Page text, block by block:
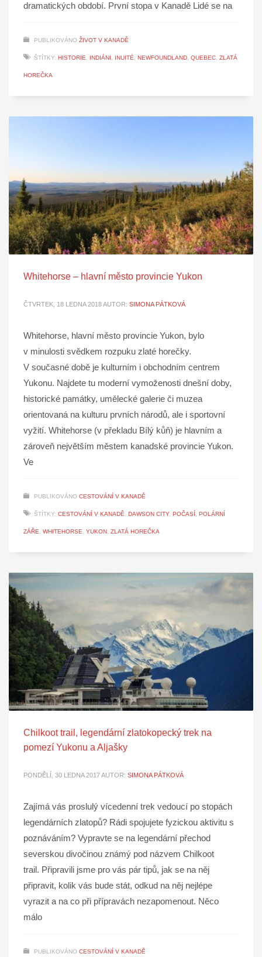
dramatických období. První stopa v Kanadě Lidé se na
PUBLIKOVÁNO ŽIVOT V KANADĚ
ŠTÍTKY: HISTORIE, INDIÁNI, INUITÉ, NEWFOUNDLAND, QUEBEC, ZLATÁ
HOREČKA
Whitehorse – hlavní město provincie Yukon
ČTVRTEK, 18 LEDNA 2018AUTOR: SIMONA PÁTKOVÁ
Whitehorse, hlavní město provincie Yukon, bylo
v minulosti svědkem rozpuku zlaté horečky.
V současné době je kulturním i obchodním centrem
Yukonu. Najdete tu moderní vymoženosti dnešní doby,
historické památky, umělecké galerie či muzea
orientovaná na kulturu prvních národů, ale i sportovní
vyžití. Whitehorse (v překladu Bílý kůň) je hlavním a
zároveň největším městem kanadské provincie Yukon.
Ve
PUBLIKOVÁNO CESTOVÁNÍ V KANADĚ
ŠTÍTKY: CESTOVÁNÍ V KANADĚ, DAWSON CITY, POČASÍ, POLÁRNÍ
ZÁŘE, WHITEHORSE, YUKON, ZLATÁ HOREČKA
Chilkoot trail, legendární zlatokopecký trek na
pomezí Yukonu a Aljašky
PONDĚLÍ, 30 LEDNA 2017AUTOR: SIMONA PÁTKOVÁ
Zajímá vás proslulý vícedenní trek vedoucí po stopách
legendárních zlatopů? Rádi spojujete fyzickou aktivitu s
poznáváním? Vypravte se na legendární přechod
severskou divočinou známý pod názvem Chilkoot
trail. Připravili jsme pro vás pár tipů, jak se na něj
připravit, kolik vás bude stát, odkud na něj nejlépe
vyrazit a na co při přípravách nezapomenout. Něco
málo
PUBLIKOVÁNO CESTOVÁNÍ V KANADĚ